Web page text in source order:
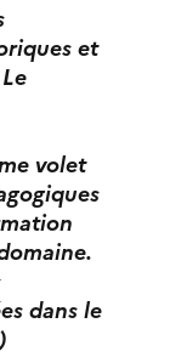
et
volet
dans le